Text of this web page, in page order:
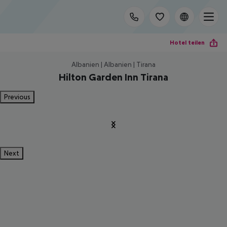
Hotel teilen
Albanien | Albanien | Tirana
Hilton Garden Inn Tirana
Previous
Next